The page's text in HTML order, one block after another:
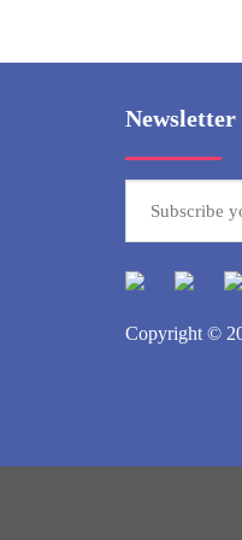
Newsletter
Copyright ©